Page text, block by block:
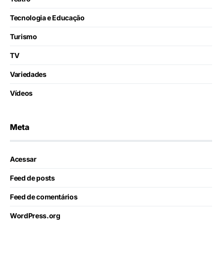
Tecnologia e Educação
Turismo
TV
Variedades
Vídeos
Meta
Acessar
Feed de posts
Feed de comentários
WordPress.org